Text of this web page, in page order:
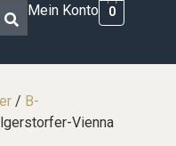
Mein Konto 0
/ B-
Vienna